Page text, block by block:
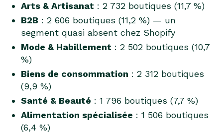
Arts & Artisanat : 2 732 boutiques (11,7 %)
B2B : 2 606 boutiques (11,2 %) — un
segment quasi absent chez Shopify
Mode & Habillement : 2 502 boutiques (10,7
%)
Biens de consommation : 2 312 boutiques
(9,9 %)
Santé & Beauté : 1 796 boutiques (7,7 %)
Alimentation spécialisée : 1 506 boutiques
(6,4 %)